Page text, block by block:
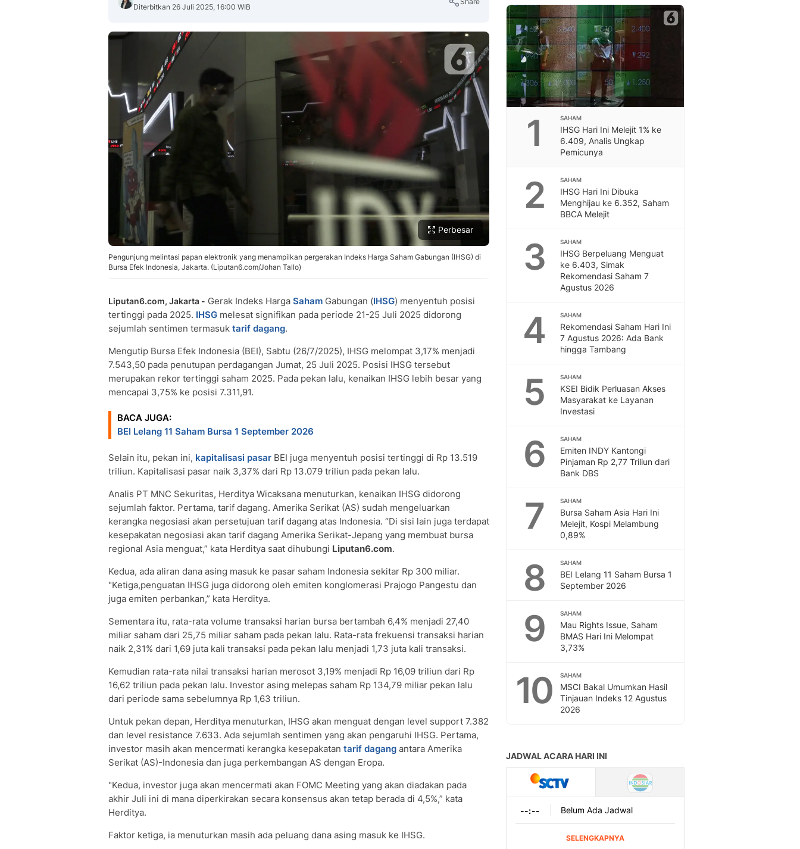
Diterbitkan 26 Juli 2025, 16:00 WIB
Copy Link
Perbesar
Pengunjung melintasi papan elektronik yang menampilkan pergerakan Indeks Harga Saham Gabungan (IHSG) di
Bursa Efek Indonesia, Jakarta. (Liputan6.com/Johan Tallo)
Liputan6.com, Jakarta - Gerak Indeks Harga Saham Gabungan (IHSG) menyentuh posisi
tertinggi pada 2025. IHSG melesat signifikan pada periode 21-25 Juli 2025 didorong
sejumlah sentimen termasuk tarif dagang.
Mengutip Bursa Efek Indonesia (BEI), Sabtu (26/7/2025), IHSG melompat 3,17% menjadi
7.543,50 pada penutupan perdagangan Jumat, 25 Juli 2025. Posisi IHSG tersebut
merupakan rekor tertinggi saham 2025. Pada pekan lalu, kenaikan IHSG lebih besar yang
mencapai 3,75% ke posisi 7.311,91.
BACA JUGA:
BEI Lelang 11 Saham Bursa 1 September 2026
Selain itu, pekan ini, kapitalisasi pasar BEI juga menyentuh posisi tertinggi di Rp 13.519
triliun. Kapitalisasi pasar naik 3,37% dari Rp 13.079 triliun pada pekan lalu.
Analis PT MNC Sekuritas, Herditya Wicaksana menuturkan, kenaikan IHSG didorong
sejumlah faktor. Pertama, tarif dagang. Amerika Serikat (AS) sudah mengeluarkan
kerangka negosiasi akan persetujuan tarif dagang atas Indonesia. “Di sisi lain juga terdapat
kesepakatan negosiasi akan tarif dagang Amerika Serikat-Jepang yang membuat bursa
regional Asia menguat,” kata Herditya saat dihubungi Liputan6.com.
Kedua, ada aliran dana asing masuk ke pasar saham Indonesia sekitar Rp 300 miliar.
"Ketiga,penguatan IHSG juga didorong oleh emiten konglomerasi Prajogo Pangestu dan
juga emiten perbankan,” kata Herditya.
Sementara itu, rata-rata volume transaksi harian bursa bertambah 6,4% menjadi 27,40
miliar saham dari 25,75 miliar saham pada pekan lalu. Rata-rata frekuensi transaksi harian
naik 2,31% dari 1,69 juta kali transaksi pada pekan lalu menjadi 1,73 juta kali transaksi.
Kemudian rata-rata nilai transaksi harian merosot 3,19% menjadi Rp 16,09 triliun dari Rp
16,62 triliun pada pekan lalu. Investor asing melepas saham Rp 134,79 miliar pekan lalu
dari periode sama sebelumnya Rp 1,63 triliun.
Untuk pekan depan, Herditya menuturkan, IHSG akan menguat dengan level support 7.382
dan level resistance 7.633. Ada sejumlah sentimen yang akan pengaruhi IHSG. Pertama,
investor masih akan mencermati kerangka kesepakatan tarif dagang antara Amerika
Serikat (AS)-Indonesia dan juga perkembangan AS dengan Eropa.
"Kedua, investor juga akan mencermati akan FOMC Meeting yang akan diadakan pada
akhir Juli ini di mana diperkirakan secara konsensus akan tetap berada di 4,5%,” kata
Herditya.
Faktor ketiga, ia menuturkan masih ada peluang dana asing masuk ke IHSG.
1 SAHAM
IHSG Hari Ini Melejit 1% ke
6.409, Analis Ungkap
Pemicunya
2 SAHAM
IHSG Hari Ini Dibuka
Menghijau ke 6.352, Saham
BBCA Melejit
3 SAHAM
IHSG Berpeluang Menguat
ke 6.403, Simak
Rekomendasi Saham 7
Agustus 2026
4 SAHAM
Rekomendasi Saham Hari Ini
7 Agustus 2026: Ada Bank
hingga Tambang
5 SAHAM
KSEI Bidik Perluasan Akses
Masyarakat ke Layanan
Investasi
6 SAHAM
Emiten INDY Kantongi
Pinjaman Rp 2,77 Triliun dari
Bank DBS
7 SAHAM
Bursa Saham Asia Hari Ini
Melejit, Kospi Melambung
0,89%
8 SAHAM
BEI Lelang 11 Saham Bursa 1
September 2026
9 SAHAM
Mau Rights Issue, Saham
BMAS Hari Ini Melompat
3,73%
10 SAHAM
MSCI Bakal Umumkan Hasil
Tinjauan Indeks 12 Agustus
2026